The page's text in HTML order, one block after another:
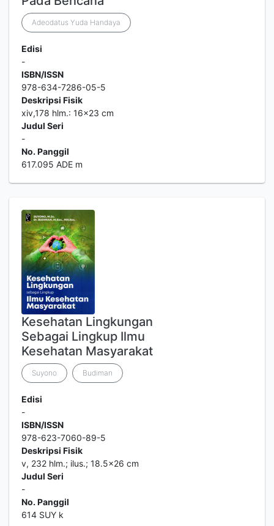
Adeodatus Yuda Handaya
Edisi
-
ISBN/ISSN
978-634-7286-05-5
Deskripsi Fisik
xiv,178 hlm.: 16x23 cm
Judul Seri
-
No. Panggil
617.095 ADE m
Kesehatan Lingkungan
Sebagai Lingkup Ilmu
Kesehatan Masyarakat
Suyono Budiman
Edisi
-
ISBN/ISSN
978-623-7060-89-5
Deskripsi Fisik
v, 232 hlm.; ilus.; 18.5x26 cm
Judul Seri
-
No. Panggil
614 SUY k